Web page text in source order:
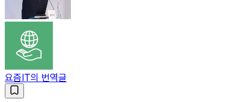
요즘IT의 번역글